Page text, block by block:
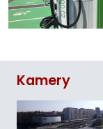
Kamery